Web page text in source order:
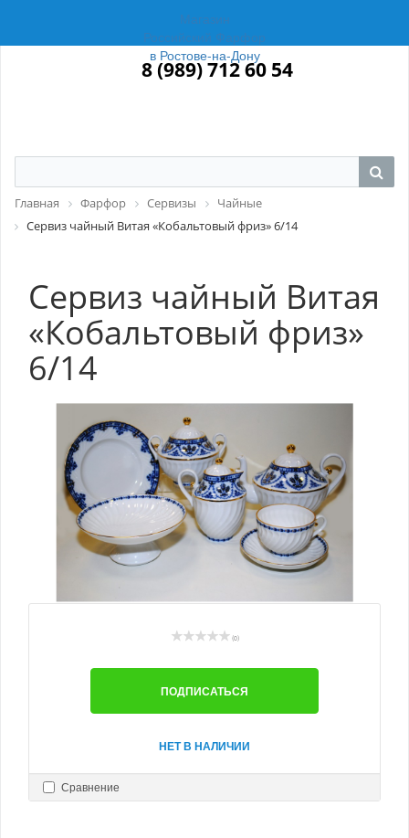
Магазин
Российский Фарфор
в Ростове-на-Дону
8 (989) 712 60 54
Главная Фарфор Сервизы
Чайные
Сервиз чайный Витая «Кобальтовый фриз» 6/14
Сервиз чайный Витая
«Кобальтовый фриз»
6/14
(0)
ПОДПИСАТЬСЯ
НЕТ В НАЛИЧИИ
Сравнение